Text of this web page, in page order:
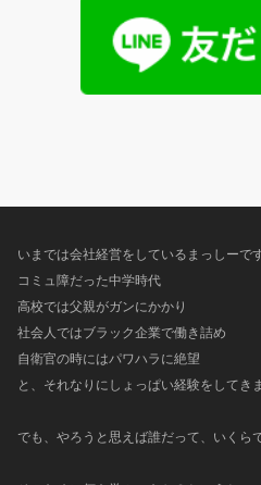
いまでは会社経営をしているまっしーです
コミュ障だった中学時代
高校では父親がガンにかかり
社会人ではブラック企業で働き詰め
自衛官の時にはパワハラに絶望
と、それなりにしょっぱい経験をしてき
でも、やろうと思えば誰だって、いくら